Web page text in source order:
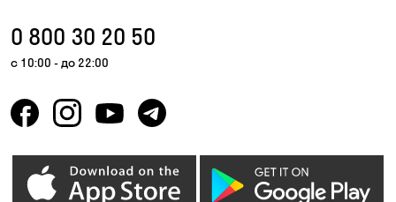
0 800 30 20 50
с 10:00 - до 22:00